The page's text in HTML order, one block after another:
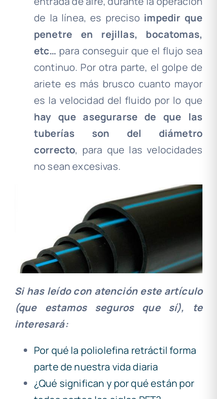
de la línea, es preciso impedir que
penetre en rejillas, bocatomas,
etc… para conseguir que el flujo sea
continuo. Por otra parte, el golpe de
ariete es más brusco cuanto mayor
es la velocidad del fluido por lo que
hay que asegurarse de que las
tuberías son del diámetro
correcto, para que las velocidades
no sean excesivas.
Si has leído con atención este artículo
(que estamos seguros que sí), te
interesará:
Por qué la poliolefina retráctil forma
parte de nuestra vida diaria
¿Qué significan y por qué están por